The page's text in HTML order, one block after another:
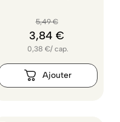
5,49 €
3,84 €
0,38 €/ cap.